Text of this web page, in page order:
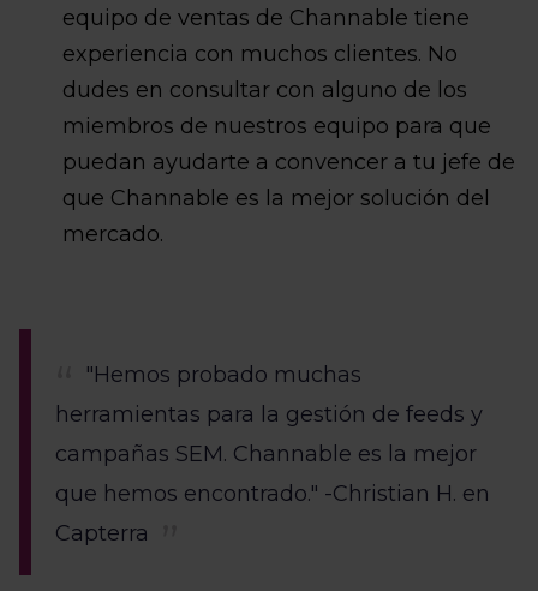
equipo de ventas de Channable tiene
experiencia con muchos clientes. No
dudes en consultar con alguno de los
miembros de nuestros equipo para que
puedan ayudarte a convencer a tu jefe de
que Channable es la mejor solución del
mercado.
"Hemos probado muchas
herramientas para la gestión de feeds y
campañas SEM. Channable es la mejor
que hemos encontrado." -Christian H. en
Capterra